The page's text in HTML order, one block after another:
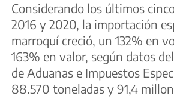
Considerando los últimos
2016 y 2020, la importación
marroquí creció, un 132% en
163% en valor, según datos
de Aduanas e Impuestos
88.570 toneladas y 91,4